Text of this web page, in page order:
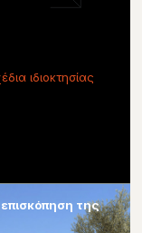
ιδιοκτησίας
της